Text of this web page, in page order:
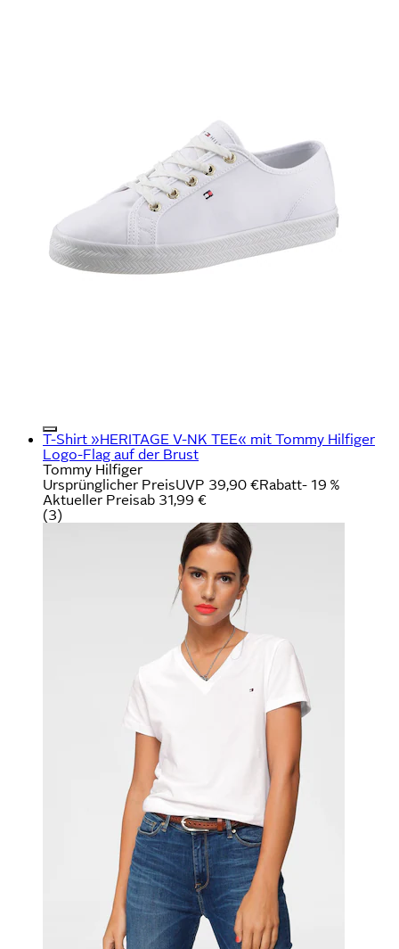
T-Shirt »HERITAGE V-NK TEE« mit Tommy Hilfiger
Logo-Flag auf der Brust
Tommy Hilfiger
Ursprünglicher PreisUVP 39,90 €Rabatt- 19 %
Aktueller Preisab 31,99 €
(3)